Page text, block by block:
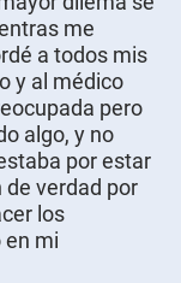
me
a todos mis
y al médico
pero
algo, y no
por estar
verdad por
los
mi